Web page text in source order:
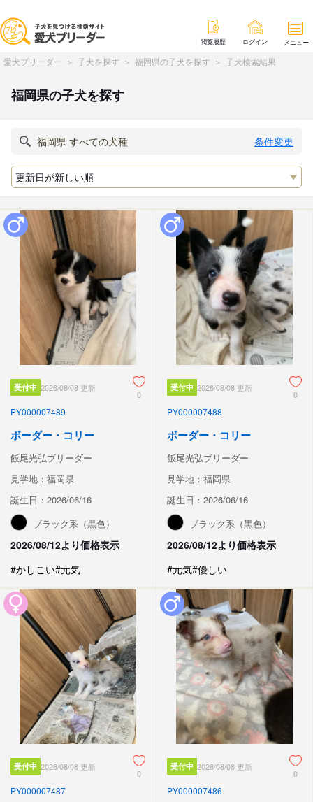
閲覧履歴 ログイン メニュー
愛犬ブリーダー 子犬を探す 福岡県の子犬を探す 子犬検索結果
福岡県の子犬を探す
条件変更
受付中 2026/08/08 更新
0
PY000007489
ボーダー・コリー
飯尾光弘ブリーダー
見学地：福岡県
誕生日：2026/06/16
ブラック系（黒色）
2026/08/12より価格表示
#かしこい#元気
受付中 2026/08/08 更新
0
PY000007488
ボーダー・コリー
飯尾光弘ブリーダー
見学地：福岡県
誕生日：2026/06/16
ブラック系（黒色）
2026/08/12より価格表示
#元気#優しい
受付中 2026/08/08 更新
0
PY000007487
受付中 2026/08/08 更新
0
PY000007486